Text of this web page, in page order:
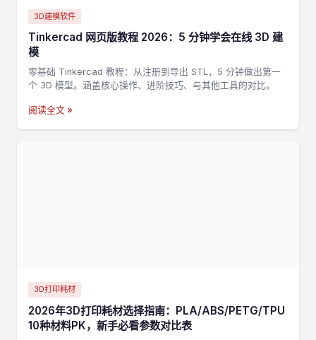
3D建模软件
Tinkercad 网页版教程 2026：5 分钟学会在线 3D 建
模
零基础 Tinkercad 教程：从注册到导出 STL，5 分钟做出第一
个 3D 模型。涵盖核心操作、进阶技巧、与其他工具的对比。
阅读全文 »
3D打印耗材
2026年3D打印耗材选择指南：PLA/ABS/PETG/TPU
10种材料PK，新手必看参数对比表